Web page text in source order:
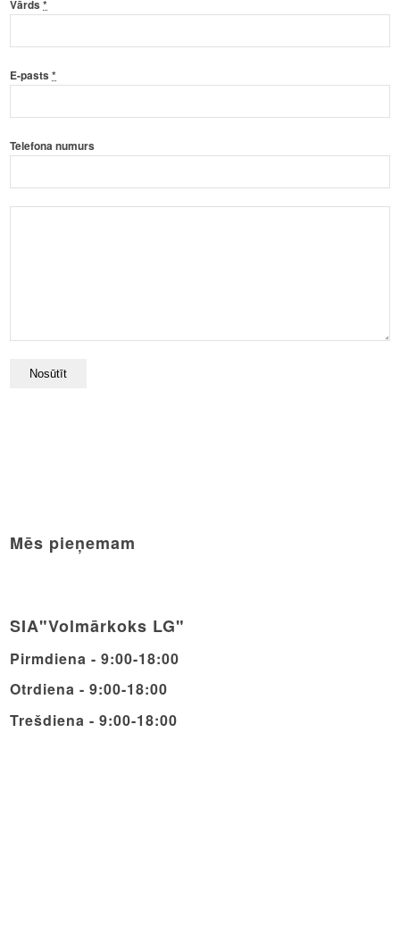
Vārds*
E-pasts*
Telefona numurs
Mēs pieņemam
SIA"Volmārkoks LG"
Pirmdiena - 9:00-18:00
Otrdiena - 9:00-18:00
Trešdiena - 9:00-18:00